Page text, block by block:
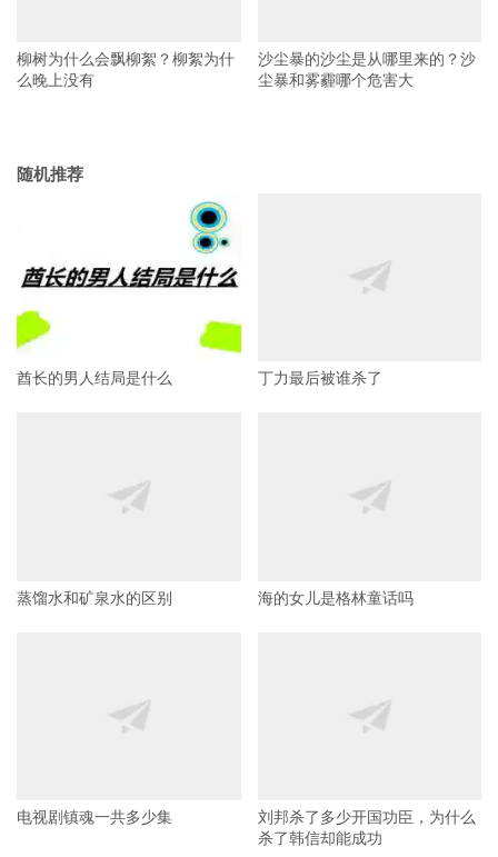
柳树为什么会飘柳絮？柳絮为什
么晚上没有
沙尘暴的沙尘是从哪里来的？沙
尘暴和雾霾哪个危害大
随机推荐
酋长的男人结局是什么 丁力最后被谁杀了
蒸馏水和矿泉水的区别 海的女儿是格林童话吗
电视剧镇魂一共多少集
刘邦杀了多少开国功臣，为什么
杀了韩信却能成功